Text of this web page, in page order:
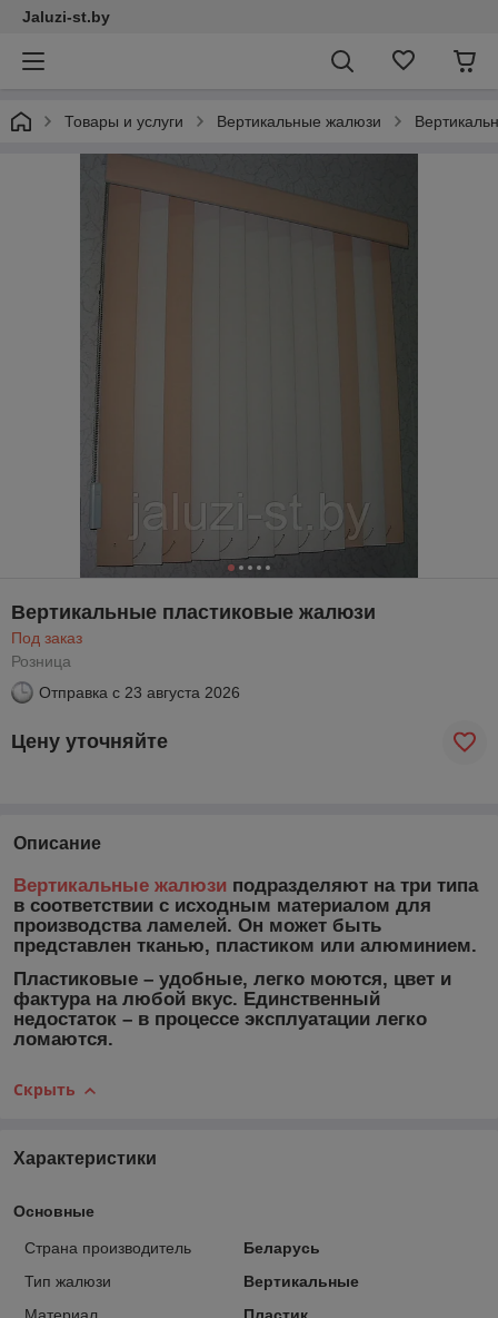
Jaluzi-st.by
Товары и услуги Вертикальные жалюзи
Вертикальные пластиковые жалюзи
Под заказ
Розница
Отправка с 23 августа 2026
Цену уточняйте
Описание
Вертикальные жалюзи подразделяют на три типа
в соответствии с исходным материалом для
производства ламелей. Он может быть
представлен тканью, пластиком или алюминием.
Пластиковые – удобные, легко моются, цвет и
фактура на любой вкус. Единственный
недостаток – в процессе эксплуатации легко
ломаются.
Скрыть
Характеристики
Основные
Страна производитель
Беларусь
Тип жалюзи
Вертикальные
Материал
Пластик